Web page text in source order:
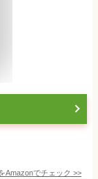
Amazonでチェック >>